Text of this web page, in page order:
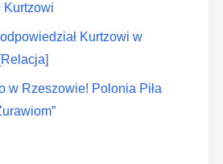
Kurtzowi
Kurtzowi w
w Rzeszowie! Polonia Piła